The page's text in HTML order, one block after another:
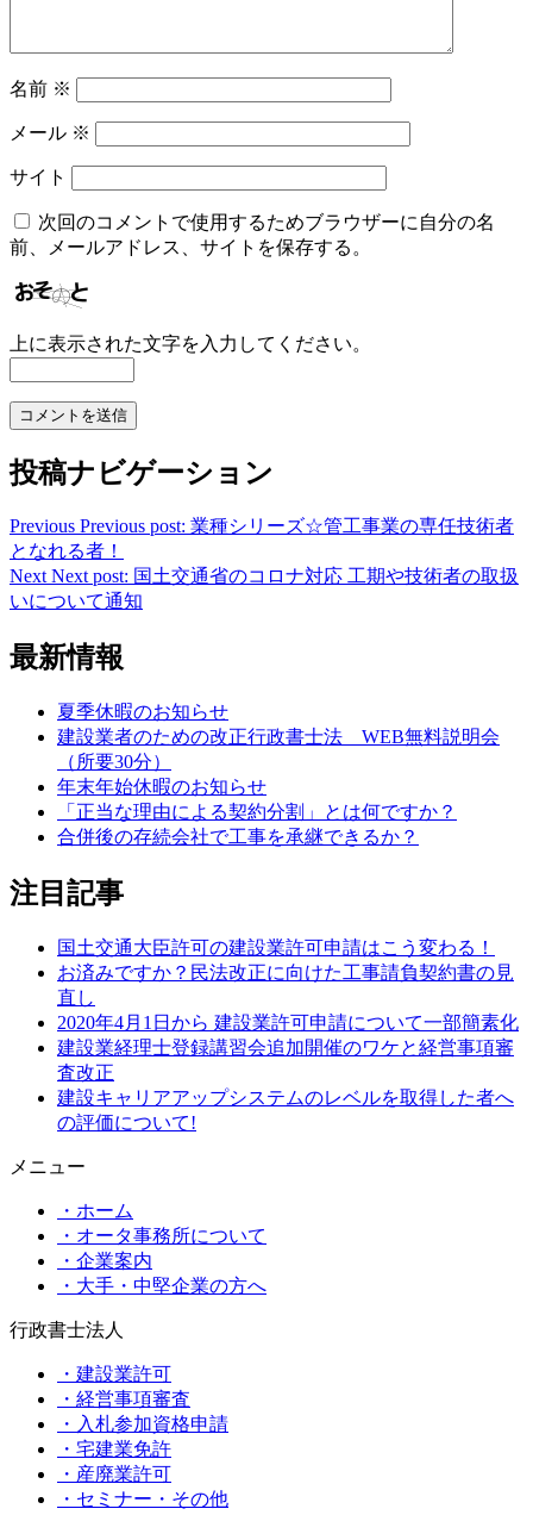
名前 ※
メール ※
サイト
次回のコメントで使用するためブラウザーに自分の名
前、メールアドレス、サイトを保存する。
上に表示された文字を入力してください。
投稿ナビゲーション
Previous Previous post: 業種シリーズ☆管工事業の専任技術者
となれる者！
Next Next post: 国土交通省のコロナ対応 工期や技術者の取扱
いについて通知
最新情報
夏季休暇のお知らせ
建設業者のための改正行政書士法 WEB無料説明会
（所要30分）
年末年始休暇のお知らせ
「正当な理由による契約分割」とは何ですか？
合併後の存続会社で工事を承継できるか？
注目記事
国土交通大臣許可の建設業許可申請はこう変わる！
お済みですか？民法改正に向けた工事請負契約書の見
直し
2020年4月1日から 建設業許可申請について一部簡素化
建設業経理士登録講習会追加開催のワケと経営事項審
査改正
建設キャリアアップシステムのレベルを取得した者へ
の評価について!
メニュー
・ホーム
・オータ事務所について
・企業案内
・大手・中堅企業の方へ
行政書士法人
・建設業許可
・経営事項審査
・入札参加資格申請
・宅建業免許
・産廃業許可
・セミナー・その他